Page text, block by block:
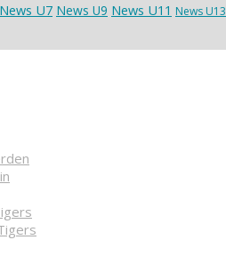
News U7 News U9 News U11 News U13